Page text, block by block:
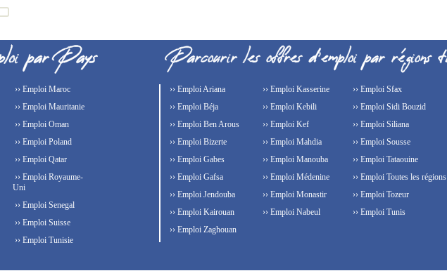
›› Emploi Maroc
›› Emploi Mauritanie
›› Emploi Oman
›› Emploi Poland
›› Emploi Qatar
›› Emploi Royaume-
Uni
›› Emploi Senegal
›› Emploi Suisse
›› Emploi Tunisie
›› Emploi Ariana
›› Emploi Béja
›› Emploi Ben Arous
›› Emploi Bizerte
›› Emploi Gabes
›› Emploi Gafsa
›› Emploi Jendouba
›› Emploi Kairouan
›› Emploi Kasserine
›› Emploi Kebili
›› Emploi Kef
›› Emploi Mahdia
›› Emploi Manouba
›› Emploi Médenine
›› Emploi Monastir
›› Emploi Nabeul
›› Emploi Sfax
›› Emploi Sidi Bouzid
›› Emploi Siliana
›› Emploi Sousse
›› Emploi Tataouine
›› Emploi Toutes les régions
›› Emploi Tozeur
›› Emploi Tunis
›› Emploi Zaghouan